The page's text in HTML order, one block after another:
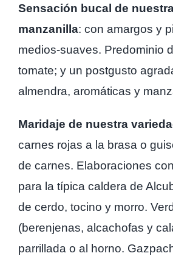
Sensación bucal de
manzanilla: con amargos y
medios-suaves. Predominio
tomate; y un postgusto
almendra, aromáticas y
Maridaje de nuestra
carnes rojas a la brasa o
de carnes. Elaboraciones
para la típica caldera de
de cerdo, tocino y morro.
(berenjenas, alcachofas y
parrillada o al horno.